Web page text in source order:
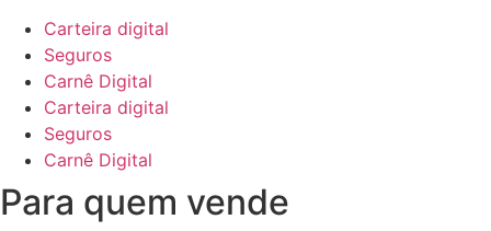
Carteira digital
Seguros
Carnê Digital
Carteira digital
Seguros
Carnê Digital
Para quem vende